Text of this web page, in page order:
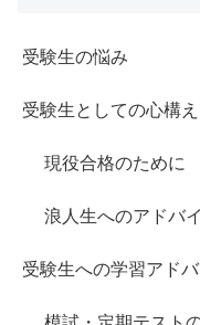
受験生の悩み
受験生としての心構え
現役合格のために
浪人生へのアドバ
受験生への学習アド